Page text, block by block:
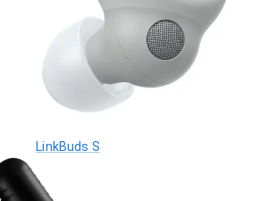
LinkBuds S